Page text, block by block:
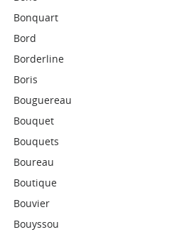
Bonquart
Bord
Borderline
Boris
Bouguereau
Bouquet
Bouquets
Boureau
Boutique
Bouvier
Bouyssou